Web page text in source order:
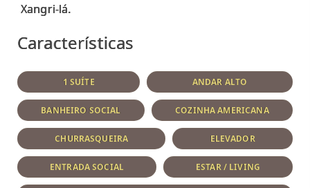
Características
1 SUÍTE ANDAR ALTO
BANHEIRO SOCIAL COZINHA AMERICANA
CHURRASQUEIRA ELEVADOR
ENTRADA SOCIAL ESTAR / LIVING